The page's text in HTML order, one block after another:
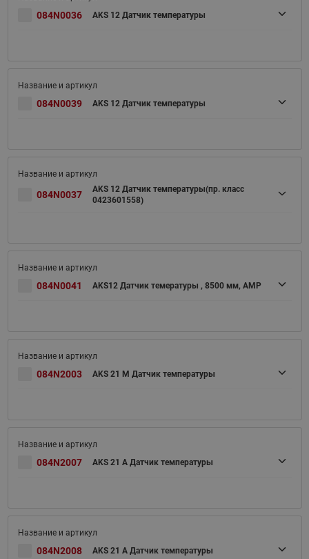
084N0036 AKS 12 Датчик температуры
084N0039 AKS 12 Датчик температуры
084N0037
AKS 12 Датчик температуры(пр. класс
0423601558)
084N0041 AKS12 Датчик темературы , 8500 мм, AMP
084N2003 AKS 21 M Датчик температуры
084N2007 AKS 21 A Датчик температуры
084N2008 AKS 21 A Датчик температуры